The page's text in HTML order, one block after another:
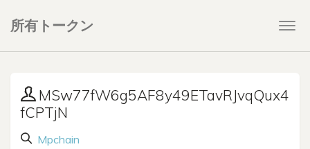
所有トークン
MSw77fW6g5AF8y49ETavRJvqQux4
fCPTjN
Mpchain